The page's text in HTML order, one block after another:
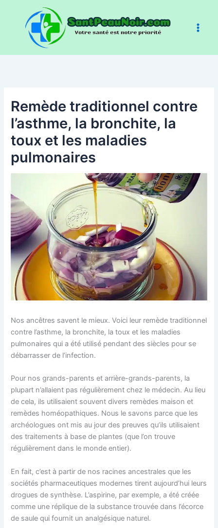
contenu
Remède traditionnel contre
l’asthme, la bronchite, la
toux et les maladies
pulmonaires
Nos ancêtres savent le mieux. Voici leur remède traditionnel
contre l’asthme, la bronchite, la toux et les maladies
pulmonaires qui a été utilisé pendant des siècles pour se
débarrasser de l’infection.
Pour nos grands-parents et arrière-grands-parents, la
plupart n’allaient pas régulièrement chez le médecin. Au lieu
de cela, ils utilisaient souvent divers remèdes maison et
remèdes homéopathiques. Nous le savons parce que les
archéologues ont mis au jour des preuves qu’ils utilisaient
des traitements à base de plantes (que l’on trouve
régulièrement dans le monde entier).
En fait, c’est à partir de nos racines ancestrales que les
sociétés pharmaceutiques modernes tirent aujourd’hui leurs
drogues de synthèse. L’aspirine, par exemple, a été créée
comme une réplique de la substance trouvée dans l’écorce
de saule qui fournit un analgésique naturel.